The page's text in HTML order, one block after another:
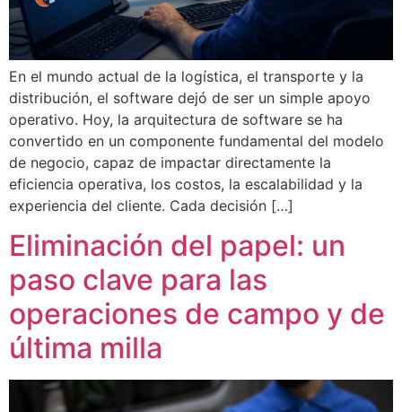
En el mundo actual de la logística, el transporte y la
distribución, el software dejó de ser un simple apoyo
operativo. Hoy, la arquitectura de software se ha
convertido en un componente fundamental del modelo
de negocio, capaz de impactar directamente la
eficiencia operativa, los costos, la escalabilidad y la
experiencia del cliente. Cada decisión […]
Eliminación del papel: un
paso clave para las
operaciones de campo y de
última milla